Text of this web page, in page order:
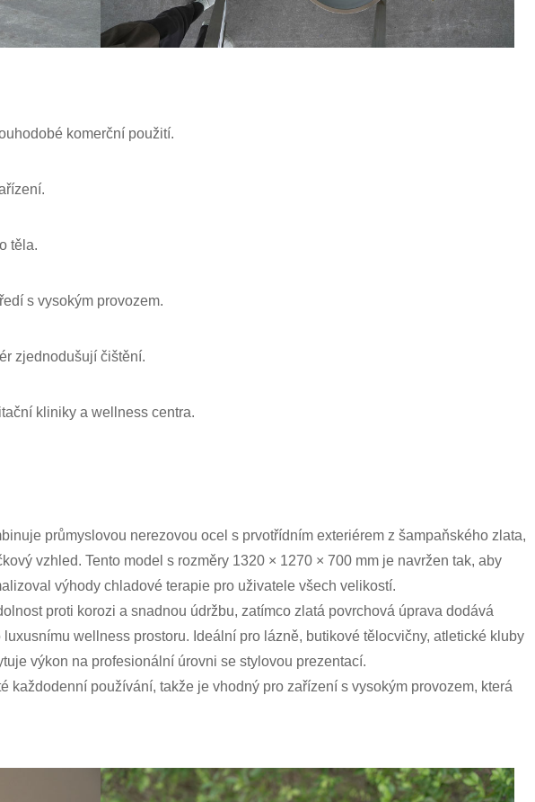
komerční použití.
těla.
s vysokým provozem.
zjednodušují čištění.
kliniky a wellness centra.
průmyslovou nerezovou ocel s prvotřídním exteriérem z šampaňského zlata,
vzhled. Tento model s rozměry 1320 × 1270 × 700 mm je navržen tak, aby
výhody chladové terapie pro uživatele všech velikostí.
proti korozi a snadnou údržbu, zatímco zlatá povrchová úprava dodává
wellness prostoru. Ideální pro lázně, butikové tělocvičny, atletické kluby
výkon na profesionální úrovni se stylovou prezentací.
každodenní používání, takže je vhodný pro zařízení s vysokým provozem, která